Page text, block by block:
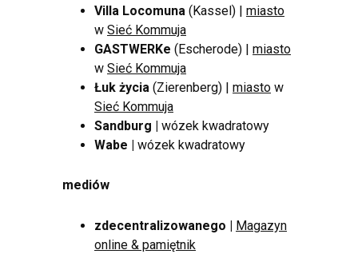
Villa Locomuna (Kassel) | miasto
w Sieć Kommuja
GASTWERKe (Escherode) | miasto
w Sieć Kommuja
Łuk życia (Zierenberg) | miasto w
Sieć Kommuja
Sandburg | wózek kwadratowy
Wabe | wózek kwadratowy
mediów
zdecentralizowanego | Magazyn
online & pamiętnik